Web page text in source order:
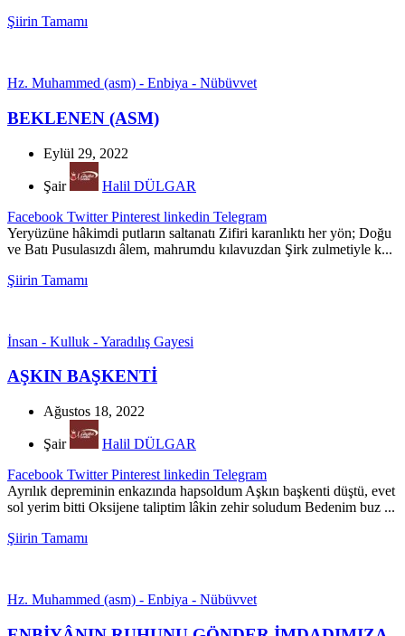
Şiirin Tamamı
Hz. Muhammed (asm) - Enbiya - Nübüvvet
BEKLENEN (ASM)
Eylül 29, 2022
Şair
Halil DÜLGAR
Facebook Twitter Pinterest linkedin Telegram
Yeryüzüne hâkimdi putların saltanatı Zifiri karanlıktı her yön; Doğu
ve Batı Pusulasızdı âlem, mahrumdu kılavuzdan Şirk zulmetiyle k...
Şiirin Tamamı
İnsan - Kulluk - Yaradılış Gayesi
AŞKIN BAŞKENTİ
Ağustos 18, 2022
Şair
Halil DÜLGAR
Facebook Twitter Pinterest linkedin Telegram
Ayrılık depreminin enkazında hapsoldum Aşkın başkenti düştü, evet
sol yerim bitti Oksijene taliptim lâkin zehir soludum Bedenim buz ...
Şiirin Tamamı
Hz. Muhammed (asm) - Enbiya - Nübüvvet